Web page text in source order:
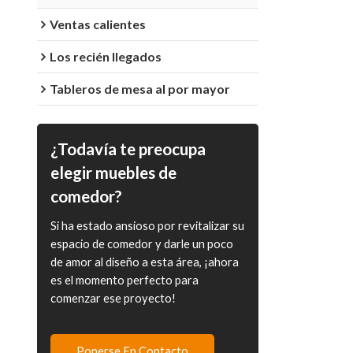
Ventas calientes
Los recién llegados
Tableros de mesa al por mayor
¿Todavía te preocupa
elegir muebles de
comedor?
Si ha estado ansioso por revitalizar su
espacio de comedor y darle un poco
de amor al diseño a esta área, ¡ahora
es el momento perfecto para
comenzar ese proyecto!